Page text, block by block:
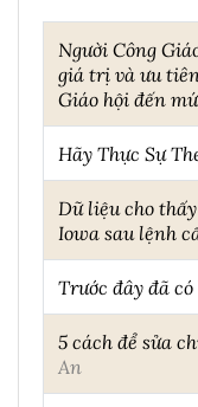
Người Công
giá trị và ưu
Giáo hội đến
Hãy Thực Sự
Dữ liệu cho
Iowa sau lệnh
Trước đây đã
5 cách để sửa
An